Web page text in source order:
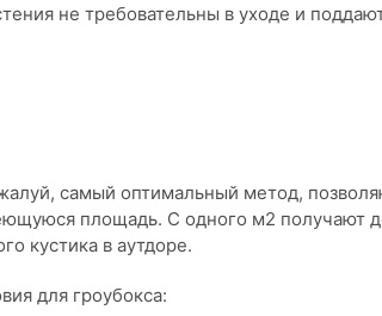
не требовательны в уходе и
самый оптимальный метод,
площадь. С одного м2 получают
кустика в аутдоре.
для гроубокса: